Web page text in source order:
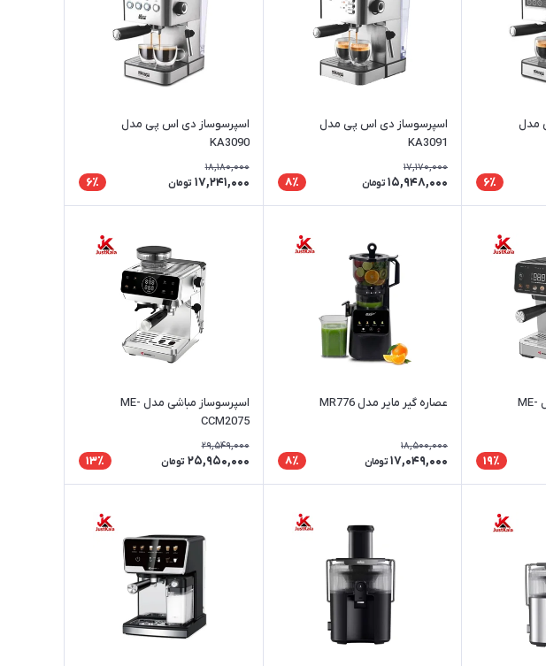
مدل
6٪
اسپرسوساز دی اس پی مدل
KA3091
17,170,000
15,948,000 تومان 8٪
اسپرسوساز دی اس پی مدل
KA3090
18,180,000
17,241,000 تومان 6٪
اسپرسوساز مباشی مدل ME-
19٪
عصاره گیر مایر مدل MR776
18,500,000
17,049,000 تومان 8٪
اسپرسوساز مباشی مدل ME-
CCM2075
29,549,000
25,950,000 تومان 13٪